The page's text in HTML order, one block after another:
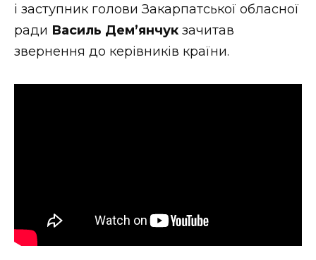
ЗАКАРПАТСЬКІ НОВИНИ
ВІДЕО
і заступник голови Закарпатської обласної
ради Василь Дем’янчук зачитав
звернення до керівників країни.